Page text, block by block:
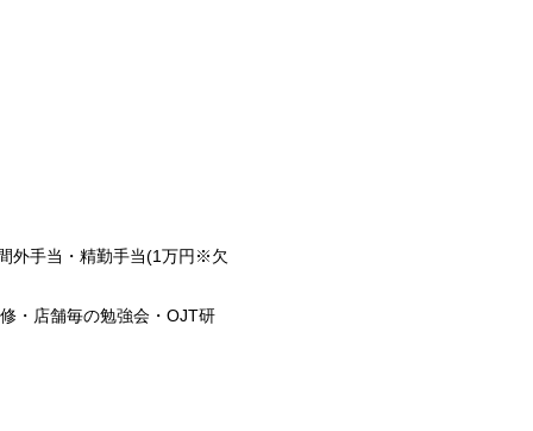
外手当・精勤手当(1万円※欠
・店舗毎の勉強会・OJT研